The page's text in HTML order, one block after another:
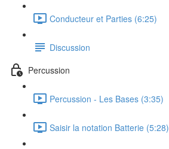
Conducteur et Parties (6:25)
Discussion
Percussion
Percussion - Les Bases (3:35)
Saisir la notation Batterie (5:28)